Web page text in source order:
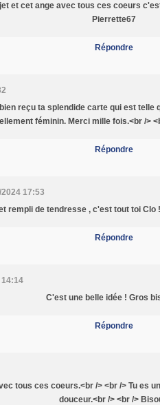
et cet ange avec tous ces coeurs
Pierrette67
Répondre
reçu ta splendide carte qui est telle
féminin. Merci mille fois.<br />
Répondre
17:53
rempli de tendresse , c'est tout toi Clo
Répondre
14:14
C'est une belle idée ! Gros
Répondre
tous ces coeurs.<br /> <br /> Tu es
douceur.<br /> <br />